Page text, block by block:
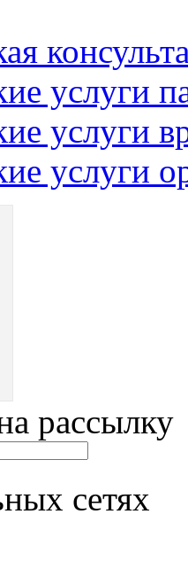
услуги
услуги
услуги
рассылку
сетях